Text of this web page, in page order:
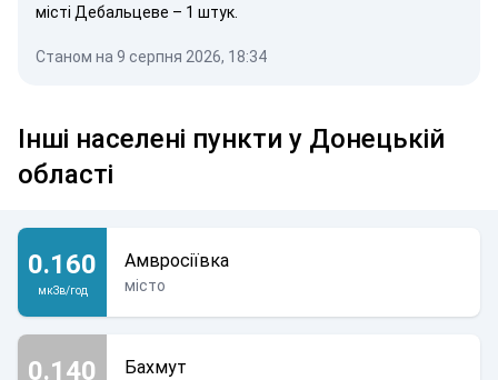
місті Дебальцеве – 1 штук.
Станом на 9 серпня 2026, 18:34
Інші населені пункти у Донецькій
області
0.160
мкЗв/год
Амвросіївка
місто
0.140 Бахмут